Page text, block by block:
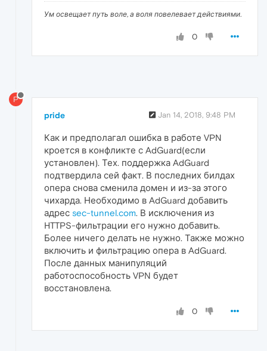
Ум освещает путь воле, а воля повелевает действиями.
0
P
pride Jan 14, 2018, 9:48 PM
Как и предполагал ошибка в работе VPN
кроется в конфликте с AdGuard(если
установлен). Тех. поддержка AdGuard
подтвердила сей факт. В последних билдах
опера снова сменила домен и из-за этого
чихарда. Необходимо в AdGuard добавить
адрес sec-tunnel.com. В исключения из
HTTPS-фильтрации его нужно добавить.
Более ничего делать не нужно. Также можно
включить и фильтрацию опера в AdGuard.
После данных манипуляций
работоспособность VPN будет
восстановлена.
0